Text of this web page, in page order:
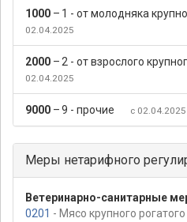
1000 – 1 - от молодняка
02.04.2025
2000 – 2 - от взрослого
02.04.2025
9000 –9 - прочие с 02.04.2025
Меры нетарифного
Ветеринарно-санитарные
0201 - Мясо крупного